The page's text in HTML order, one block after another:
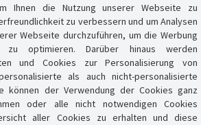
Ihnen die Nutzung unserer Webseite zu
zu verbessern und um Analysen
Webseite durchzuführen, um die Werbung
optimieren. Darüber hinaus werden
und Cookies zur Personalisierung von
als auch nicht-personalisierte
können der Verwendung der Cookies ganz
oder alle nicht notwendigen Cookies
aller Cookies zu erhalten und diese